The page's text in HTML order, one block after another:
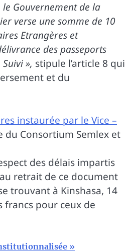
Gouvernement de la
verse une somme de 10
Etrangères et
des passeports
», stipule l’article 8 qui
et du
instaurée par le Vice –
du Consortium Semlex et
des délais impartis
retrait de ce document
trouvant à Kinshasa, 14
pour ceux de
»